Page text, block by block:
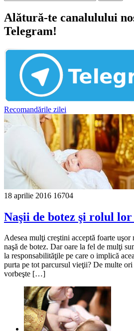
Alătură-te canalulului
Telegram!
Recomandările zilei
18 aprilie 2016 16704
Naşii de botez şi rolul
Adesea mulţi creştini acceptă foarte uşor
naşă de botez. Dar oare la fel de mulţi
la responsabilităţile pe care o implică
purta pe tot parcursul vieţii? De multe ori
vorbeşte […]